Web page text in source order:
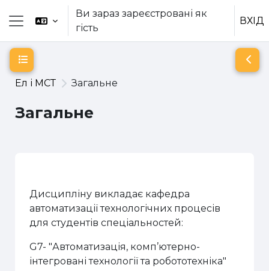
Перейти до головного вмісту
Бокова панель
Ви зараз зареєстровані як
гість
ВХІД
Ел і МСТ Загальне
Загальне
Відкритий покажчик курсу
Схема розділу
Дисципліну викладає кафедра
автоматизації технологічних процесів
для студентів спеціальностей:
G7- "Автоматизація, комп’ютерно-
інтегровані технології та робототехніка"